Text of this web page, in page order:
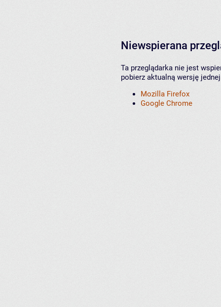
Niewspierana
Ta przeglądarka nie jest
pobierz aktualną wersję
Mozilla Firefox
Google Chrome